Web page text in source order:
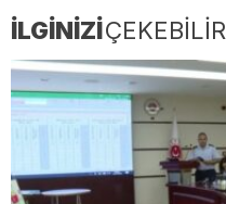
İLGİNİZİÇEKEBİLİR